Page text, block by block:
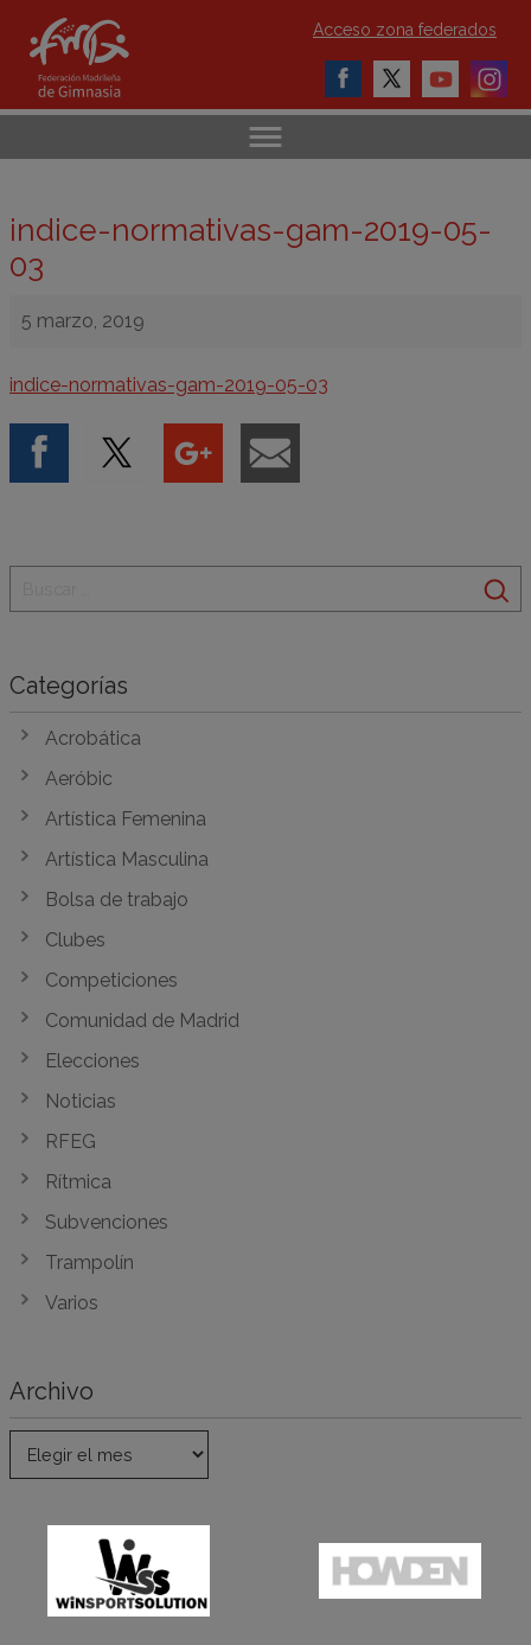
Acceso zona federados
indice-normativas-gam-2019-05-
03
5 marzo, 2019
indice-normativas-gam-2019-05-03
Categorías
Acrobática
Aeróbic
Artística Femenina
Artística Masculina
Bolsa de trabajo
Clubes
Competiciones
Comunidad de Madrid
Elecciones
Noticias
RFEG
Rítmica
Subvenciones
Trampolín
Varios
Archivo